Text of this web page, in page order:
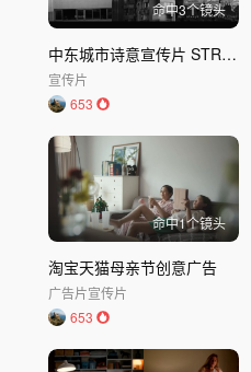
命中3个镜头
中东城市诗意宣传片 STRUCTURES
宣传片
653
命中1个镜头
淘宝天猫母亲节创意广告
广告片宣传片
653